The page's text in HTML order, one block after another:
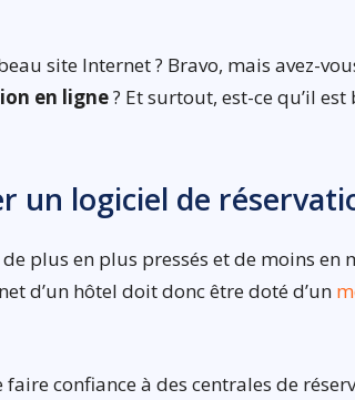
site Internet ? Bravo, mais avez-
en ligne? Et surtout, est-ce qu’il
un logiciel de
plus en plus pressés et de moins en
d’un hôtel doit donc être doté d’un
confiance à des centrales de